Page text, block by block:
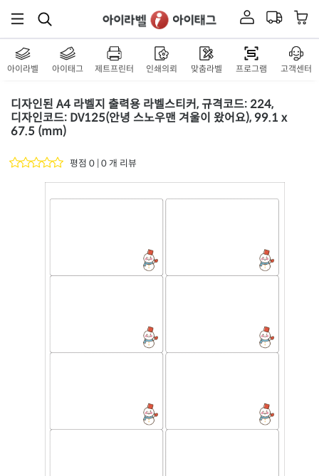
아이라벨 아이태그 제트프린터 인쇄의뢰 맞춤라벨 프로그램 고객센터
디자인된 A4 라벨지 출력용 라벨스티커, 규격코드: 224,
디자인코드: DV125(안녕 스노우맨 겨울이 왔어요), 99.1 x
67.5 (mm)
평점 0 | 0 개 리뷰